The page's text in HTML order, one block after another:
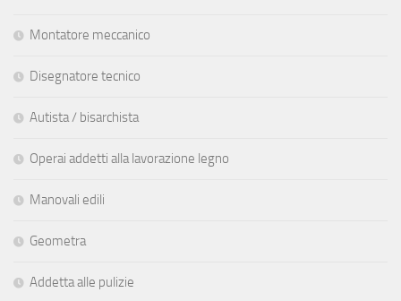
Montatore meccanico
Disegnatore tecnico
Autista / bisarchista
Operai addetti alla lavorazione legno
Manovali edili
Geometra
Addetta alle pulizie